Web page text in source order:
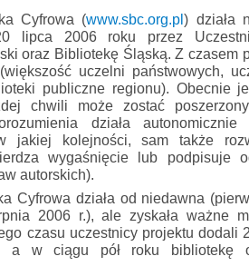
Cyfrowa (www.sbc.org.pl) działa
lipca 2006 roku przez
oraz Bibliotekę Śląską. Z czasem
uczelni państwowych,
publiczne regionu). Obecnie
chwili może zostać
działa
jakiej kolejności, sam także
wygaśnięcie lub podpisuje
autorskich).
Cyfrowa działa od niedawna
2006 r.), ale zyskała ważne
czasu uczestnicy projektu dodali
a w ciągu pół roku bibliotekę